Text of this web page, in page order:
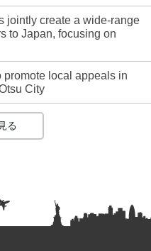
jointly create a wide-range
to Japan, focusing on
promote local appeals in
City
る